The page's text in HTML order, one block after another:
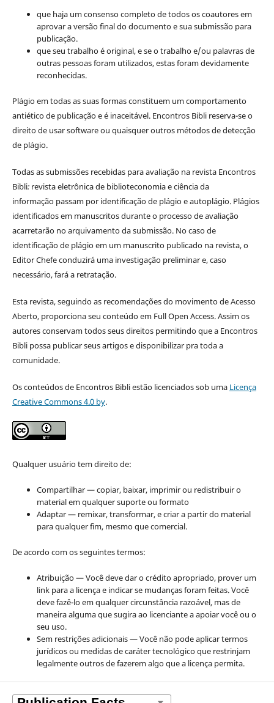
que haja um consenso completo de todos os coautores em
aprovar a versão final do documento e sua submissão para
publicação.
que seu trabalho é original, e se o trabalho e/ou palavras de
outras pessoas foram utilizados, estas foram devidamente
reconhecidas.
Plágio em todas as suas formas constituem um comportamento
antiético de publicação e é inaceitável. Encontros Bibli reserva-se o
direito de usar software ou quaisquer outros métodos de detecção
de plágio.
Todas as submissões recebidas para avaliação na revista Encontros
Bibli: revista eletrônica de biblioteconomia e ciência da
informaçãopassam por identificação de plágio e autoplágio. Plágios
identificados em manuscritos durante o processo de avaliação
acarretarão no arquivamento da submissão. No caso de
identificação de plágio em um manuscrito publicado na revista, o
Editor Chefe conduzirá uma investigação preliminar e, caso
necessário, fará a retratação.
Esta revista, seguindo as recomendações do movimento de Acesso
Aberto, proporciona seu conteúdo em Full Open Access. Assim os
autores conservam todos seus direitos permitindo que a Encontros
Bibli possa publicar seus artigos e disponibilizar pra toda a
comunidade.
Os conteúdos de Encontros Bibli estão licenciados sob uma Licença
Creative Commons 4.0 by.
Qualquer usuário tem direito de:
Compartilhar — copiar, baixar, imprimir ou redistribuir o
material em qualquer suporte ou formato
Adaptar — remixar, transformar, e criar a partir do material
para qualquer fim, mesmo que comercial.
De acordo com os seguintes termos:
Atribuição — Você deve dar o crédito apropriado, prover um
link para a licença e indicar se mudanças foram feitas. Você
deve fazê-lo em qualquer circunstância razoável, mas de
maneira alguma que sugira ao licenciante a apoiar você ou o
seu uso.
Sem restrições adicionais — Você não pode aplicar termos
jurídicos ou medidas de caráter tecnológico que restrinjam
legalmente outros de fazerem algo que a licença permita.